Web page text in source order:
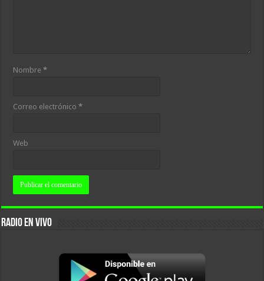
Nombre*
Correo electrónico*
Web
RADIO EN VIVO